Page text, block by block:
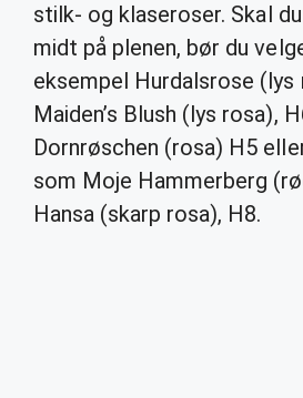
stilk- og klaseroser. Skal
midt på plenen, bør du
eksempel Hurdalsrose (lys
Maiden’s Blush (lys rosa),
Dornrøschen (rosa) H5
som Moje Hammerberg
Hansa (skarp rosa), H8.